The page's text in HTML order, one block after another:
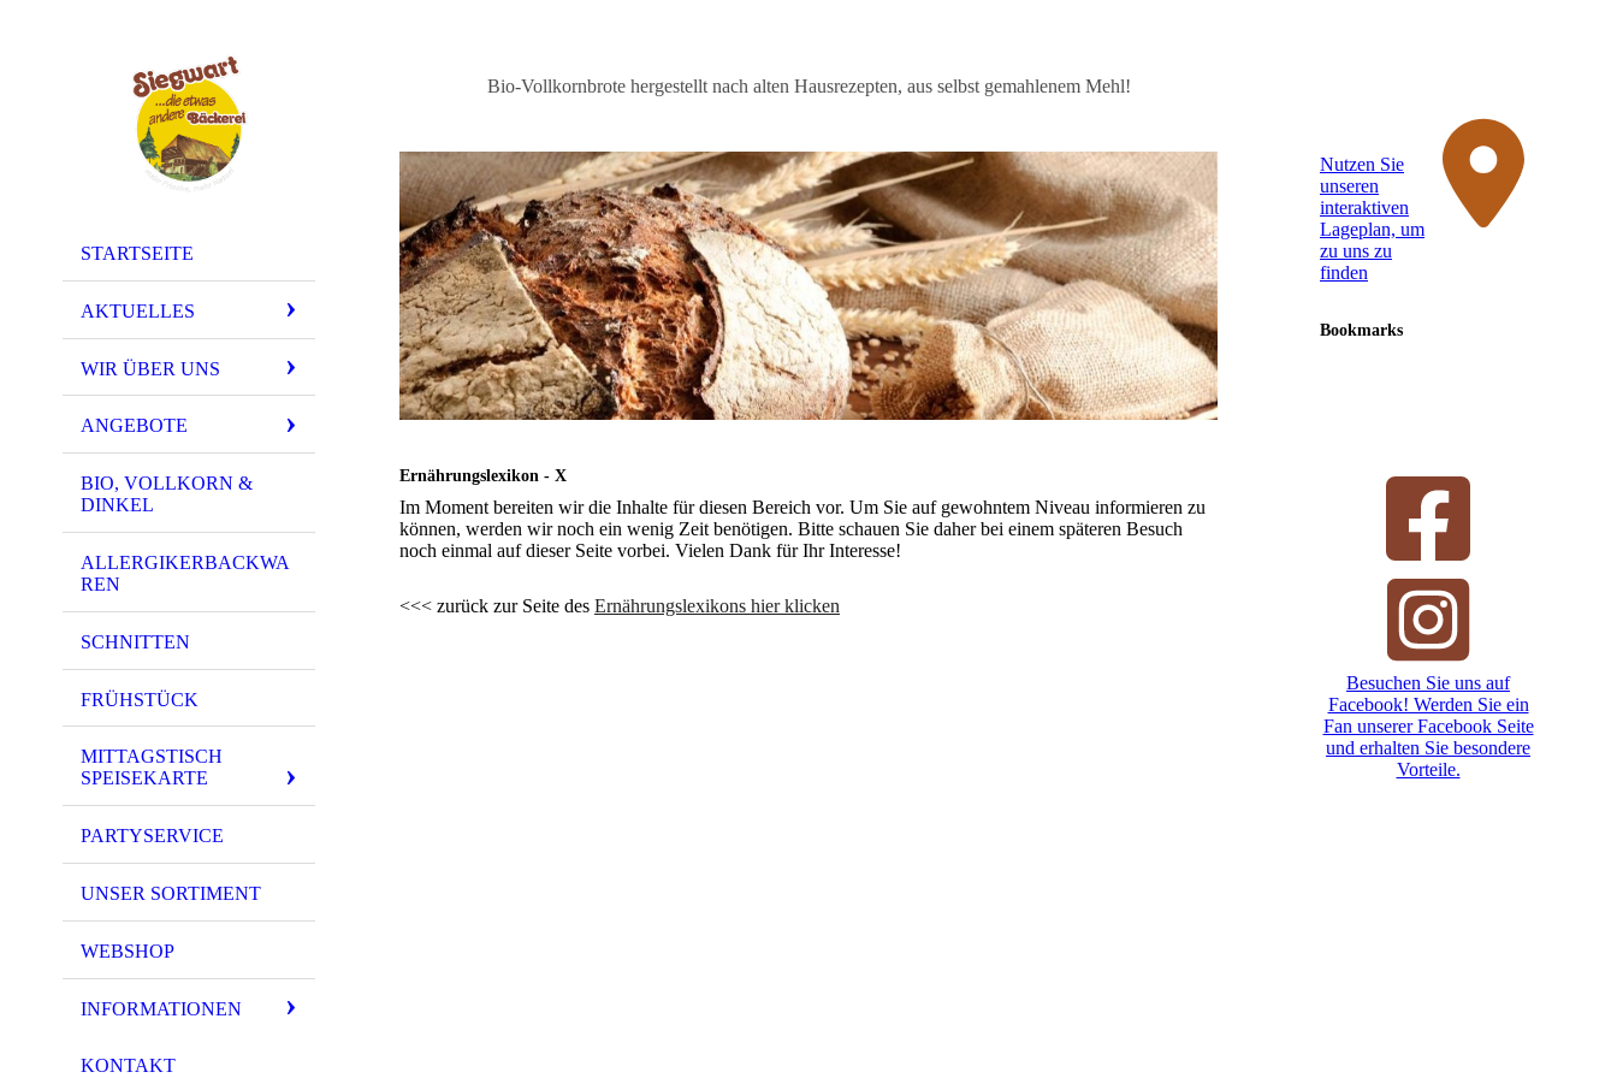
STARTSEITE
AKTUELLES
WIR ÜBER UNS
ANGEBOTE
BIO, VOLLKORN &
DINKEL
ALLERGIKERBACKWA
REN
SCHNITTEN
FRÜHSTÜCK
MITTAGSTISCH
SPEISEKARTE
PARTYSERVICE
UNSER SORTIMENT
WEBSHOP
INFORMATIONEN
KONTAKT
Bio-Vollkornbrote hergestellt nach alten Hausrezepten, aus selbst gemahlenem Mehl!
Ernährungslexikon - X
Im Moment bereiten wir die Inhalte für diesen Bereich vor. Um Sie auf gewohntem Niveau informieren zu
können, werden wir noch ein wenig Zeit benötigen. Bitte schauen Sie daher bei einem späteren Besuch
noch einmal auf dieser Seite vorbei. Vielen Dank für Ihr Interesse!
<<< zurück zur Seite des Ernährungslexikons hier klicken
Nutzen Sie
unseren
interaktiven
La­ge­plan, um
zu uns zu
finden
Bookmarks
Besuchen Sie uns auf
Facebook! Werden Sie ein
Fan unserer Facebook Seite
und erhalten Sie besondere
Vorteile.